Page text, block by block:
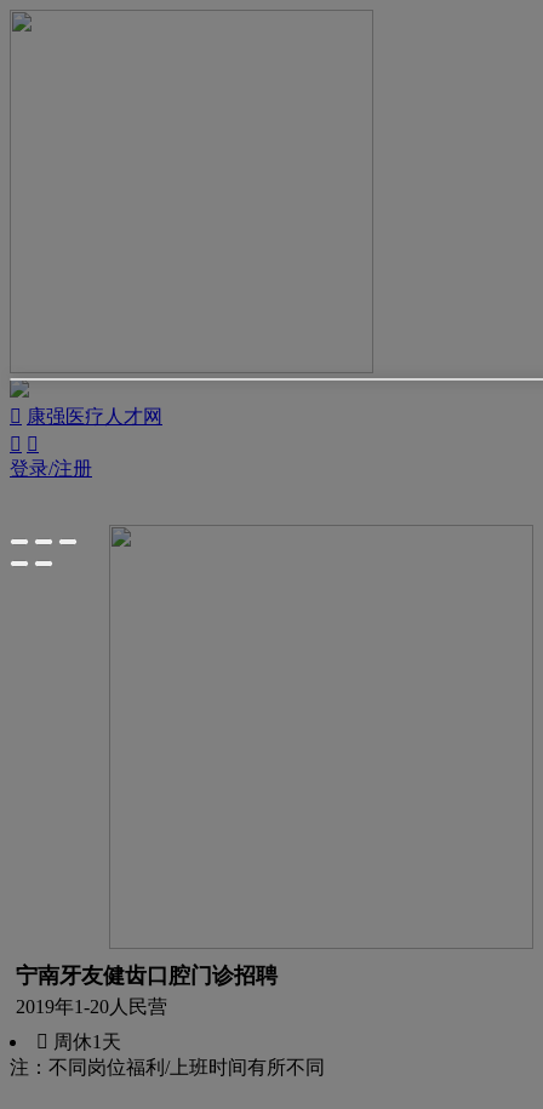
 康强医疗人才网
 
登录/注册
宁南牙友健齿口腔门诊招聘
2019年1-20人 民营
 周休1天
注：不同岗位福利/上班时间有所不同